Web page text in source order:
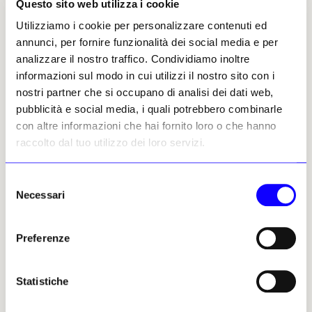
Questo sito web utilizza i cookie
Utilizziamo i cookie per personalizzare contenuti ed
annunci, per fornire funzionalità dei social media e per
analizzare il nostro traffico. Condividiamo inoltre
informazioni sul modo in cui utilizzi il nostro sito con i
nostri partner che si occupano di analisi dei dati web,
pubblicità e social media, i quali potrebbero combinarle
con altre informazioni che hai fornito loro o che hanno
raccolto dal tuo utilizzo dei loro servizi.
delNecessari
Preferenze
Statistiche
cosmologia: ciò che viene rappresentato
coincide con ciò che, per la sua cultura,
continua a essere vivo e attivo. Il paesaggio
non è osservato, ma abitato come sistema di
relazioni ancestrali che uniscono terra, acqua,
cielo ed esseri viventi. Dentro questa visione
si colloca il «Tempo del Sogno», struttura
narrativa e spirituale che attraversa le
culture aborigene e delle isole dello Stretto di
segni sulla superficie del dipinto diventano
tracce di energia, mappe di forze invisibili
definitiva.
Settanta con il batik, introdotto nel Territorio